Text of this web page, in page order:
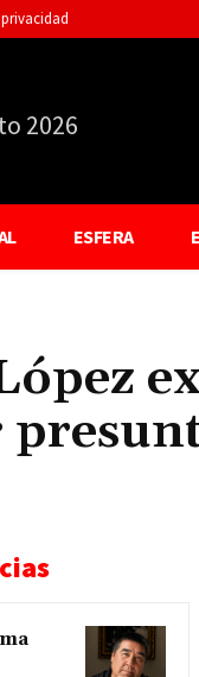
2026
ESFERA